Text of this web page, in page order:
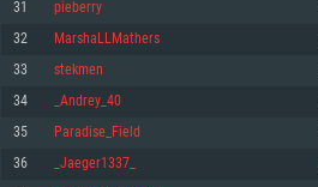
그래픽 카드: DirectX 11 이상을 지원하는
GeForce GT 660. 최소 사양 해상도: 720p
네트워크: 브로드밴드 인터넷
여유 저장 공간: 22.1 GB (최소 클라이언트)
권장 사양
그래픽 카드: Metal 을 지원하는 Intel Iris Pro
능을 가지는 Mac 버전의 AMD/Nvidia. 최소 해
네트워크: 브로드밴드 인터넷
여유 저장 공간: 22.1 GB (최소 클라이언트)
권장 사양
그래픽 카드: Vulkan 을 지원하고, 최신 그래
660 (6개월 미만) 혹은 그와 동급의 성능을 가
원하는 AMD (6개월 미만; 최소사양 지원 해상
네트워크: 브로드밴드 인터넷
여유 저장 공간: 22.1 GB (최소 클라이언트)
권장 사양
31 pieberry
32 MarshaLLMathers
33 stekmen
34 _Andrey_40
35 Paradise_Field
36 _Jaeger1337_